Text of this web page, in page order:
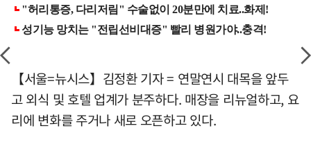
【서울=뉴시스】김정환 기자 = 연말연시 대목을 앞두
고 외식 및 호텔 업계가 분주하다. 매장을 리뉴얼하고, 요
리에 변화를 주거나 새로 오픈하고 있다.